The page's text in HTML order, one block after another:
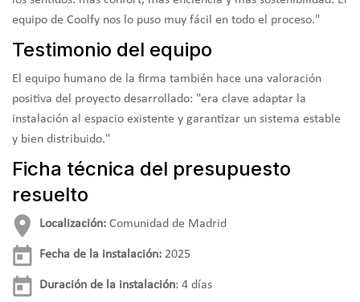
equipo de Coolfy nos lo puso muy fácil en todo el proceso."
Testimonio del equipo
El equipo humano de la firma también hace una valoración
positiva del proyecto desarrollado: "era clave adaptar la
instalación al espacio existente y garantizar un sistema estable
y bien distribuido."
Ficha técnica del presupuesto
resuelto
Localización: Comunidad de Madrid
Fecha de la instalación: 2025
Duración de la instalación: 4 días